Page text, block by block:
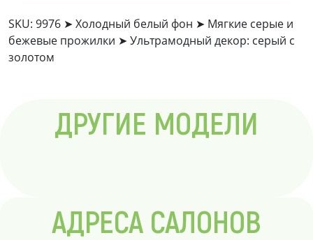
SKU: 9976 ➤ Холодный белый фон ➤ Мягкие серые и
бежевые прожилки ➤ Ультрамодный декор: серый с
золотом
ДРУГИЕ МОДЕЛИ
АДРЕСА САЛОНОВ